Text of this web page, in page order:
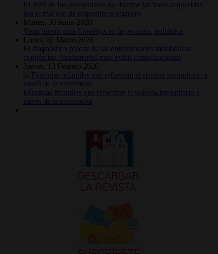
El 30% de los preescolares no duerme las horas requeridas
por el mal uso de dispositivos digitales
Martes, 30 Junio 2020
Visto bueno para Cosentyx en la psoriasis pediátrica
Lunes, 02 Marzo 2020
El diagnóstico precoz de las enfermedades metabólicas
congénitas, fundamental para evitar complicaciones
Jueves, 13 Febrero 2020
Fórmulas infantiles que refuerzan el sistema inmunitario a
través de la microbiota